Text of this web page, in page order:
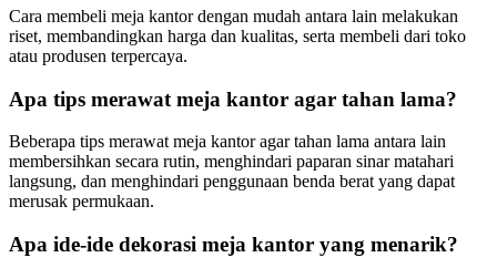
Cara membeli meja kantor dengan mudah antara lain melakukan
riset, membandingkan harga dan kualitas, serta membeli dari toko
atau produsen terpercaya.
Apa tips merawat meja kantor agar tahan lama?
Beberapa tips merawat meja kantor agar tahan lama antara lain
membersihkan secara rutin, menghindari paparan sinar matahari
langsung, dan menghindari penggunaan benda berat yang dapat
merusak permukaan.
Apa ide-ide dekorasi meja kantor yang menarik?